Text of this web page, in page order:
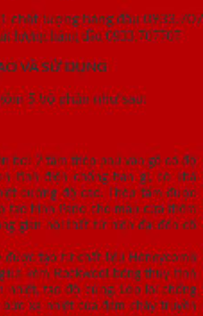
lượng hàng đầu 0933.707707
VÀ SỬ DỤNG
5 bộ phận như sau:
bởi 2 tấm thép phủ vân gỗ có độ
tĩnh điện chống han gỉ, có khả
cường độ cao. Thép tấm được
tạo hình Pano cho mẫu cửa thêm
gian nội thất từ hiện đại đến cổ
được tạo từ chất liệu Honeycomb
kèm Rockwool bông thủy tinh
nhiệt, tạo độ cứng. Lớp lõi chống
xạ nhiệt của đám cháy truyền